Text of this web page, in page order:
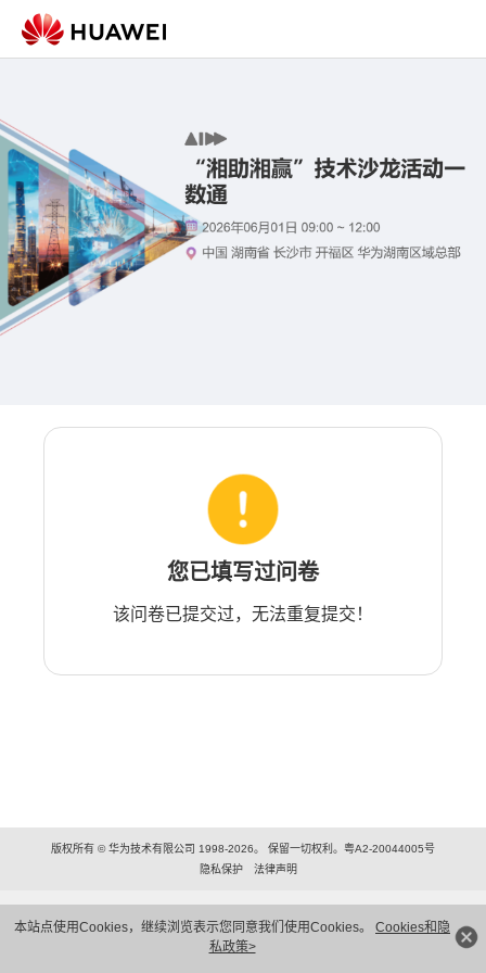
本站点使用Cookies，继续浏览表示您同意我们使用Cookies。 Cookies和隐
私政策>
您已填写过问卷
该问卷已提交过，无法重复提交！
版权所有 © 华为技术有限公司 1998-2026。 保留一切权利。粤A2-20044005号
隐私保护
法律声明